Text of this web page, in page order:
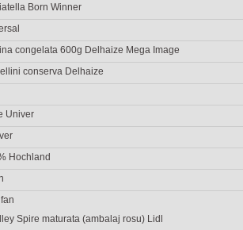
Born Winner
congelata 600g Delhaize Mega Image
conserva Delhaize
Univer
Hochland
Spire maturata (ambalaj rosu) Lidl